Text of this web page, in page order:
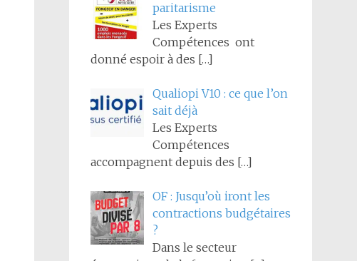
paritarisme
Les Experts
Compétences ont
donné espoir à des […]
Qualiopi V10 : ce que l’on
sait déjà
Les Experts
Compétences
accompagnent depuis des […]
OF : Jusqu’où iront les
contractions budgétaires
?
Dans le secteur